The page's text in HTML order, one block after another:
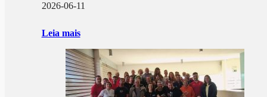
2026-06-11
Leia mais